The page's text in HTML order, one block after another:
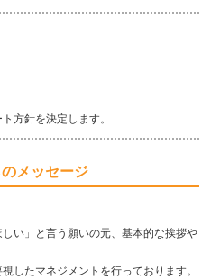
方針を決定します。
メッセージ
い」と言う願いの元、基本的な挨拶や
したマネジメントを行っております。